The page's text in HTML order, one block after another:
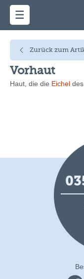
Zurück zum
Vorhaut
Haut, die die Eichel